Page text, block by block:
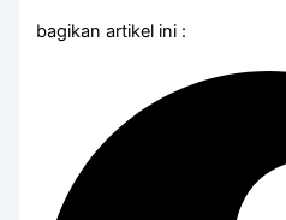
bagikan artikel ini :